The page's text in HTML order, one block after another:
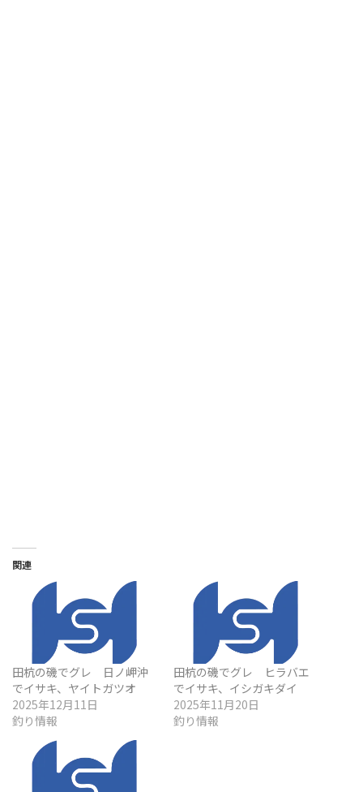
関連
田杭の磯でグレ 日ノ岬沖
でイサキ、ヤイトガツオ
2025年12月11日
釣り情報
田杭の磯でグレ ヒラバエ
でイサキ、イシガキダイ
2025年11月20日
釣り情報